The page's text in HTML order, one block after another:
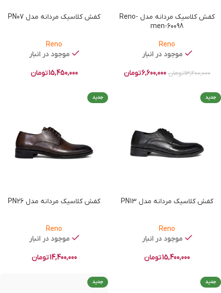
کفش کلاسیک مردانه مدل Reno-
men-60098
Reno
موجود در انبار
13,200,000تومان 6,600,000تومان
کفش کلاسیک مردانه مدل PN07
Reno
موجود در انبار
15,450,000تومان
جدید
کفش کلاسیک مردانه مدل PN13
Reno
موجود در انبار
15,400,000تومان
جدید
کفش کلاسیک مردانه مدل PN26
Reno
موجود در انبار
14,400,000تومان
جدید جدید